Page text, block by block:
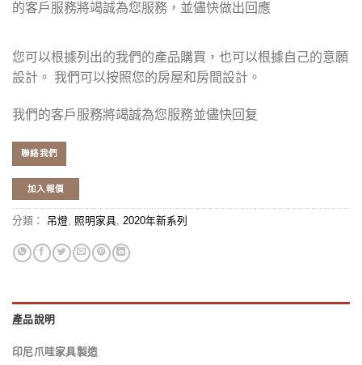
的客戶服務將竭誠為您服務，並儘快做出回應
您可以根據列出的我們的產品購買，也可以根據自己的意願
設計。 我們可以按照您的房屋和房間設計。
我們的客戶服務將竭誠為您服務並儘快回复
聯絡我們
加入報價
分類： 吊燈, 照明家具, 2020年新系列
產品說明
印尼爪哇家具製造